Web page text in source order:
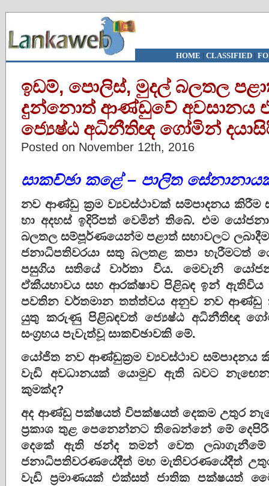
HOME | CLASSIFIED|
ඉඩම්, පොලිස්‌, මුදල් බලතල
දුන්නොත් ආණ්‌ඩුවේ අවසානය
ජ්‍යෙෂ්ඨ අධිනීතිඥ ගෝමින්
Posted on November 12th, 2016
සාකච්ඡා කළේ – පාලිත සේනානාය
නව ආණ්‌ඩු ක්‍රම ව්‍යවස්‌ථාවක්‌ සම්පාදනය කිරීම
හා අදහස්‌ ඉදිරිපත් වෙමින් තිබේ. එම
බලතල සම්පූර්ණයෙන්ම පළාත් සභාවලට
ජනාධිපතිවරයා සතු බලතළ කපා හැරීමටත්
පසුගිය සතියේ වාර්තා විය. මෙවැනි
ඒකීයභාවය සහ ආරක්‌ෂාව පිළිබඳ ඉන් ඇතිවිය
පවතින වර්තමාන තත්ත්වය අනුව නව ආණ්‌ඩු
යුතු කරුණු පිළිබඳවත් ජ්‍යෙෂ්ඨ අධිනීතිඥ
සංග්‍රහය පැවැත්වූ සාකච්ඡාවකි මේ.
යෝජිත නව ආණ්‌ඩුක්‍රම ව්‍යවස්‌ථාව සම්පාදනය
වැඩි අවධානයක්‌ යොමුව ඇති බවට
කුමක්‌ද?
අද ආණ්‌ඩු පක්‌ෂයත් විපක්‌ෂයත් දෙකම උතුර
ප්‍රකාශ තුළ පෙනෙන්නට තිබෙන්නේ මේ
දෙකේ ඇති ඡන්ද තමන් වෙත ලබාගැනීමේ
ජනාධිපතිවරණයේදීත් මහ මැතිවරණයේදීත්
වැඩි ප්‍රමාණයක්‌ එක්‌සත් ජාතික පක්‌ෂයත්